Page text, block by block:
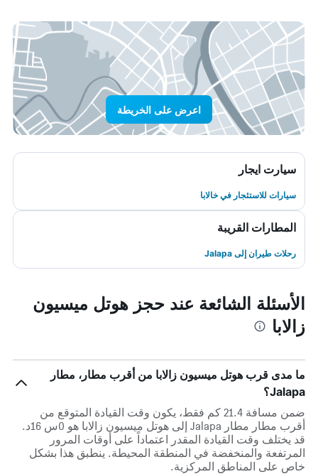
اعرض على الخريطة
سيارت ايجار
سيارات للاستئجار في خالابا
المطارات القريبة
رحلات طيران إلى Jalapa
الأسئلة الشائعة عند حجز هوتل ميسيون
زالابا
ما مدى قرب هوتل ميسيون زالابا من أقرب مطار، مطار
Jalapa؟
ضمن مسافة 21.4 كم فقط، يكون وقت القيادة المتوقع من
أقرب مطار مطار Jalapa إلى هوتل ميسيون زالابا هو 0س 16د.
قد يختلف وقت القيادة المقدر اعتماداً على أوقات المرور
المرتفعة والمنخفضة في المنطقة المحيطة. ينطبق هذا بشكل
خاص على المناطق المركزية.